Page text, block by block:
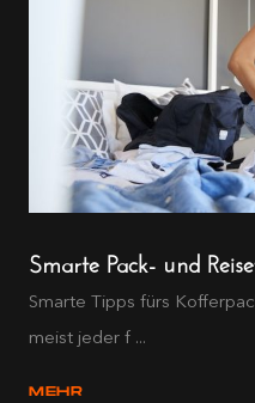
Smarte Pack- und
Smarte Tipps fürs
meist jeder f ...
MEHR